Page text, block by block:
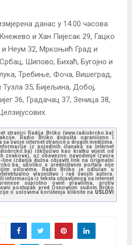
данас у 14.00 часова:
и Хан Пијесак 29, Гацко
и Неум 32, Мркоњић Град и
Шипово, Бихаћ, Бугојно и
Требиње, Фоча, Вишеград,
Тузла 35, Бијељина, Добој,
36, Градачац 37, Зеница 38,
stranici Radija Brčko (www.radiobrcko.ba)
Radio Brčko dopušta ograničeno i
svoje internet stranice u drugim medijima.
iz pojedinih članaka sa Internet
isključivo kao kratku vijest od
znakova), uz obavezno navođenje izvora
line izdanja dužna objaviti link na originalni
ukoliko s uredništvom portala nije
uslovima. Radio Brčko je odlučan u
vlasništvo i rad svojih autora.
informacija iz teksta objavljenog na internet
suprotno ovim pravilima, protiv
postupak pred Osnovnim sudom Brčko
o uslovima korištenja kliknite na USLOVI